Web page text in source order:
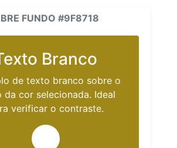
FUNDO #9F8718
Branco
de texto branco sobre o
da cor selecionada. Ideal
verificar o contraste.